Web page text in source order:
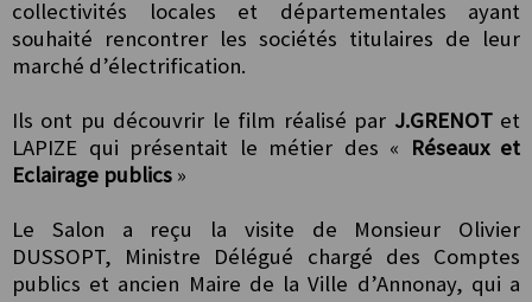
collectivités locales et départementales ayant
souhaité rencontrer les sociétés titulaires de leur
marché d’électrification.
Ils ont pu découvrir le film réalisé par J.GRENOTet
LAPIZE qui présentait le métier des « Réseaux et
Eclairage publics »
Le Salon a reçu la visite de Monsieur Olivier
DUSSOPT, Ministre Délégué chargé des Comptes
publics et ancien Maire de la Ville d’Annonay, qui a